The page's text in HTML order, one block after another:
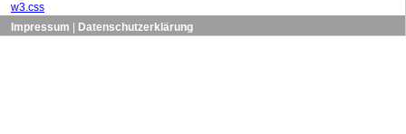
w3.css
Impressum
Datenschutzerklärung